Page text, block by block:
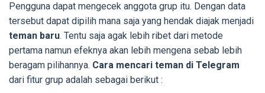
Pengguna dapat mengecek anggota grup itu. Dengan data
tersebut dapat dipilih mana saja yang hendak diajak menjadi
teman baru. Tentu saja agak lebih ribet dari metode
pertama namun efeknya akan lebih mengena sebab lebih
beragam pilihannya. Cara mencari teman di Telegram
dari fitur grup adalah sebagai berikut :